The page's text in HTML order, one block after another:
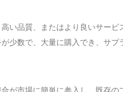
い品質、またはより良いサー
少数で、大量に購入でき、サプ